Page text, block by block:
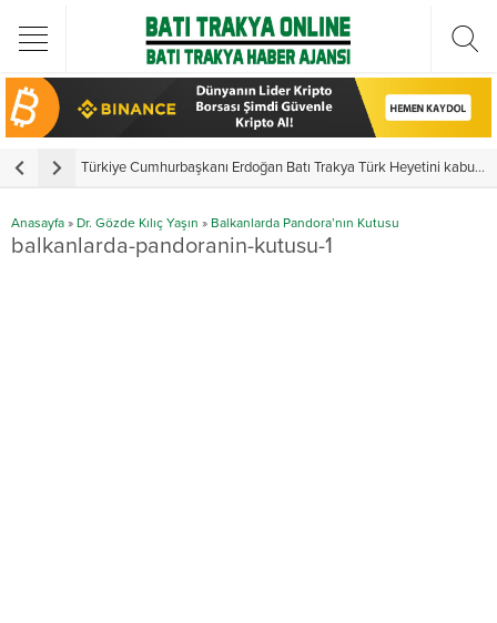
Türkiye Cumhurbaşkanı Erdoğan Batı Trakya Türk Heyetini kabul etti
Anasayfa » Dr. Gözde Kılıç Yaşın » Balkanlarda Pandora’nın Kutusu
balkanlarda-pandoranin-kutusu-1